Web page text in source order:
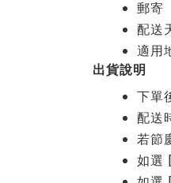
郵寄
配送
適用
出貨說明
下單
配送
若節
如選